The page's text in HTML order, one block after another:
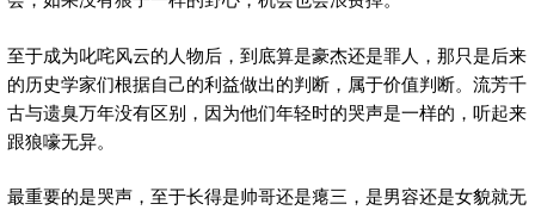
至于成为叱咤风云的人物后，到底算是豪杰还是罪人，那只是后来
的历史学家们根据自己的利益做出的判断，属于价值判断。流芳千
古与遗臭万年没有区别，因为他们年轻时的哭声是一样的，听起来
跟狼嚎无异。
最重要的是哭声，至于长得是帅哥还是瘪三，是男容还是女貌就无